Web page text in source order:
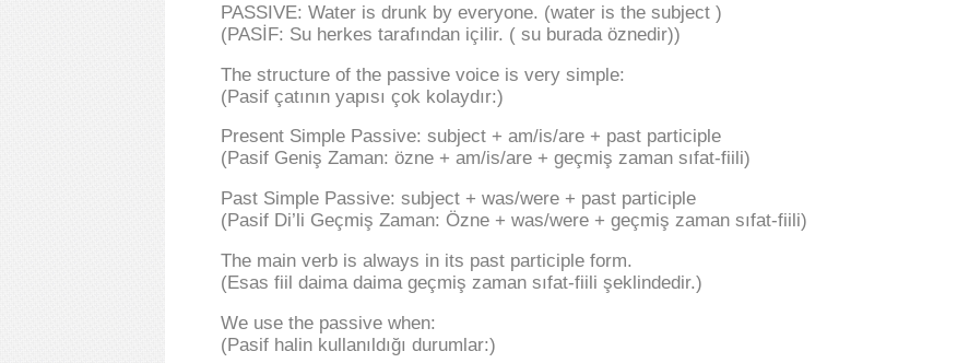
PASSIVE: Water is drunk by everyone. (water is the subject )
(PASİF: Su herkes tarafından içilir. ( su burada öznedir))
The structure of the passive voice is very simple:
(Pasif çatının yapısı çok kolaydır:)
Present Simple Passive: subject + am/is/are + past participle
(Pasif Geniş Zaman: özne + am/is/are + geçmiş zaman sıfat-fiili)
Past Simple Passive: subject + was/were + past participle
(Pasif Di’li Geçmiş Zaman: Özne + was/were + geçmiş zaman sıfat-fiili)
The main verb is always in its past participle form.
(Esas fiil daima daima geçmiş zaman sıfat-fiili şeklindedir.)
We use the passive when:
(Pasif halin kullanıldığı durumlar:)